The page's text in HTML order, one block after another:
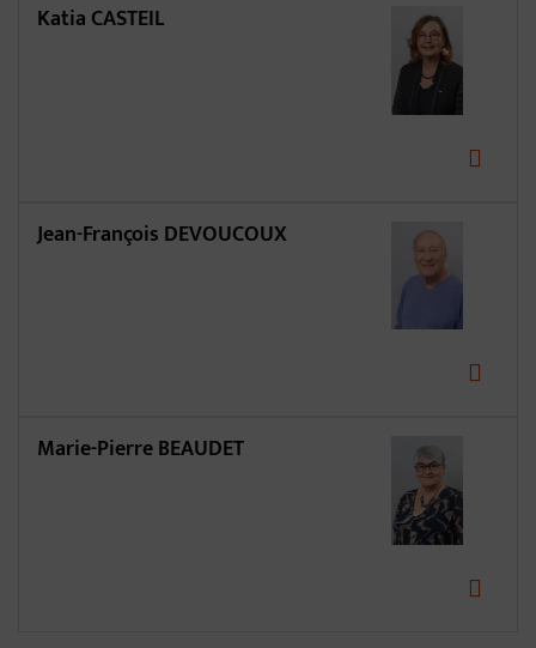
Katia CASTEIL
Jean-François DEVOUCOUX
Marie-Pierre BEAUDET